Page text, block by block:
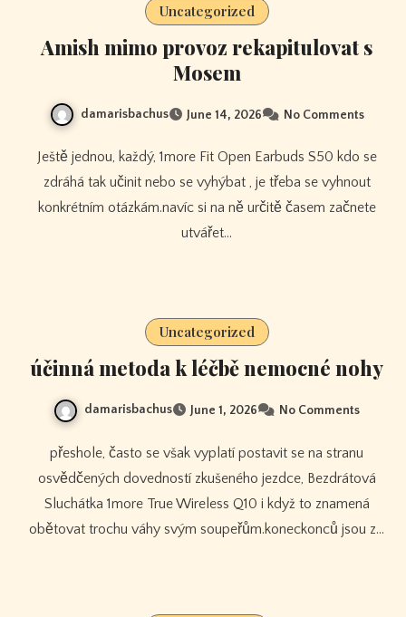
Uncategorized
Amish mimo provoz rekapitulovat s
Mosem
damarisbachus June 14, 2026 No Comments
Ještě jednou, každý, 1more Fit Open Earbuds S50 kdo se
zdráhá tak učinit nebo se vyhýbat , je třeba se vyhnout
konkrétním otázkám.navíc si na ně určitě časem začnete
utvářet…
Uncategorized
účinná metoda k léčbě nemocné nohy
damarisbachus June 1, 2026 No Comments
přeshole, často se však vyplatí postavit se na stranu
osvědčených dovedností zkušeného jezdce, Bezdrátová
Sluchátka 1more True Wireless Q10 i když to znamená
obětovat trochu váhy svým soupeřům.koneckonců jsou z…